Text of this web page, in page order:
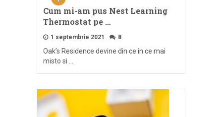
Cum mi-am pus Nest Learning
Thermostat pe …
1 septembrie 2021 8
Oak’s Residence devine din ce in ce mai
misto si …